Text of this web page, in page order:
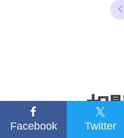

Facebook

Twitter
理或備份還
相